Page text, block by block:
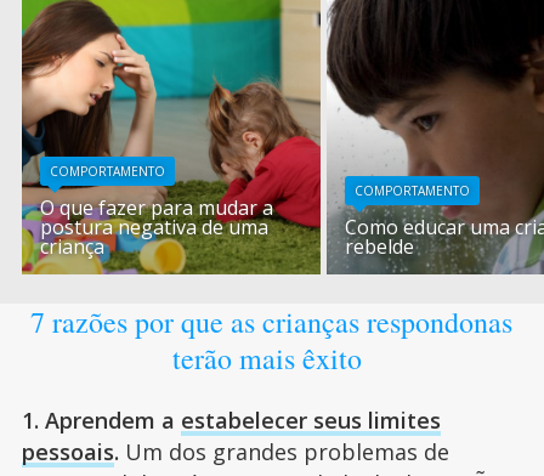
COMPORTAMENTO
O que fazer para mudar a
postura negativa de uma
criança
COMPORTAMENTO
Como educar uma
rebelde
7 razões por que as crianças respondonas
terão mais êxito
1. Aprendem a estabelecer seus limites
pessoais. Um dos grandes problemas de